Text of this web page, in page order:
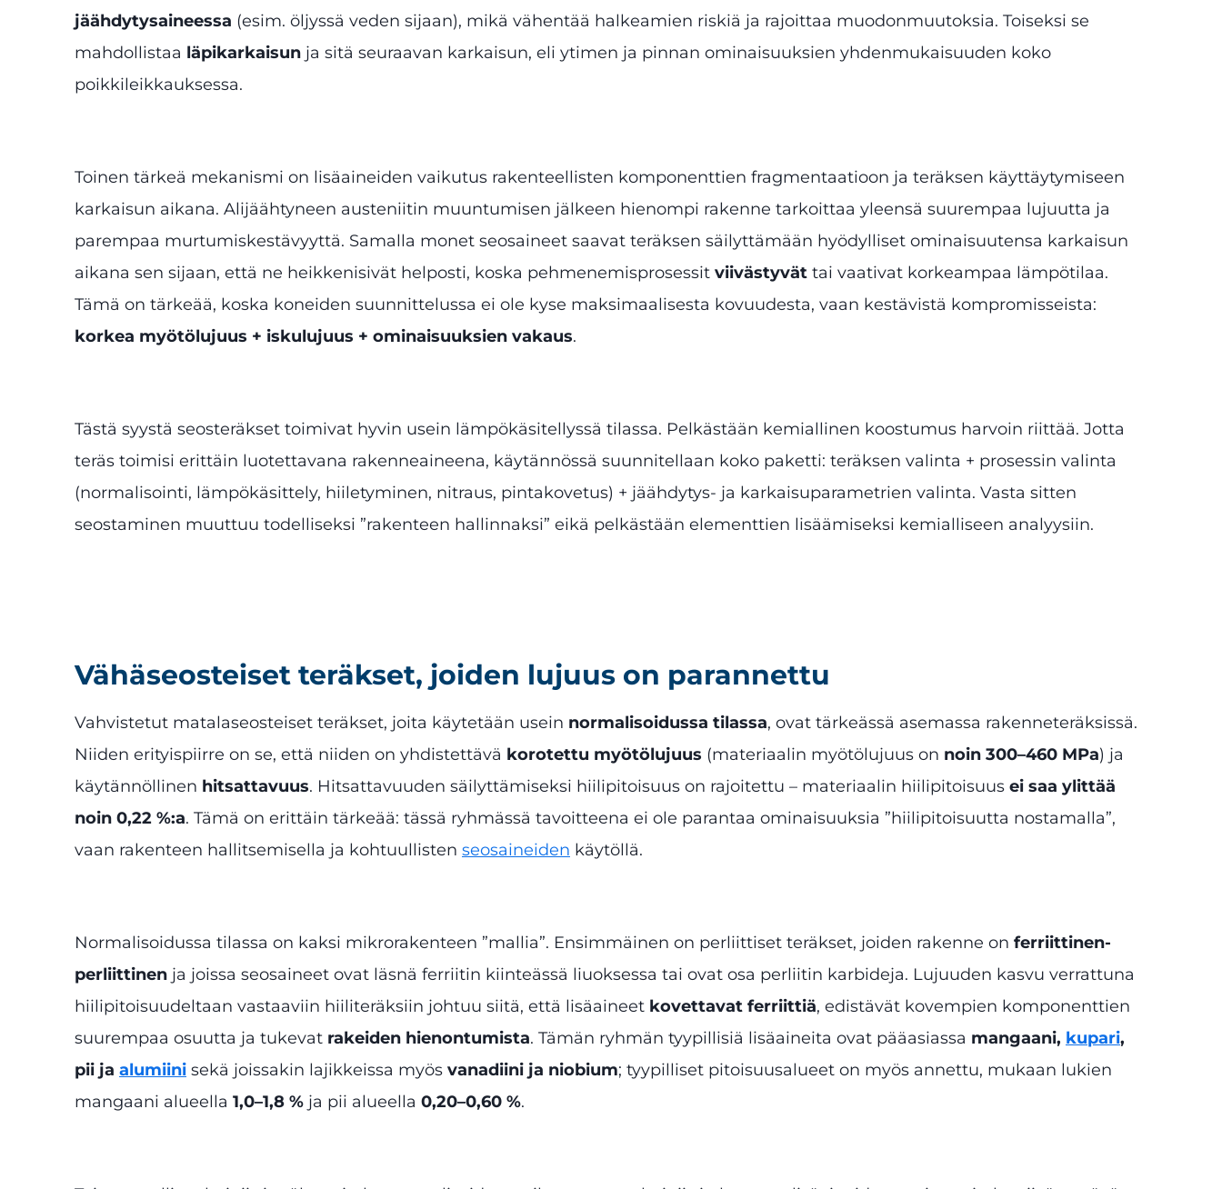
jäähdytysaineessa (esim. öljyssä veden sijaan), mikä vähentää halkeamien riskiä ja rajoittaa muodonmuutoksia. Toiseksi se
mahdollistaa läpikarkaisun ja sitä seuraavan karkaisun, eli ytimen ja pinnan ominaisuuksien yhdenmukaisuuden koko
poikkileikkauksessa.
Toinen tärkeä mekanismi on lisäaineiden vaikutus rakenteellisten komponenttien fragmentaatioon ja teräksen käyttäytymiseen
karkaisun aikana. Alijäähtyneen austeniitin muuntumisen jälkeen hienompi rakenne tarkoittaa yleensä suurempaa lujuutta ja
parempaa murtumiskestävyyttä. Samalla monet seosaineet saavat teräksen säilyttämään hyödylliset ominaisuutensa karkaisun
aikana sen sijaan, että ne heikkenisivät helposti, koska pehmenemisprosessit viivästyvät tai vaativat korkeampaa lämpötilaa.
Tämä on tärkeää, koska koneiden suunnittelussa ei ole kyse maksimaalisesta kovuudesta, vaan kestävistä kompromisseista:
korkea myötölujuus + iskulujuus + ominaisuuksien vakaus.
Tästä syystä seosteräkset toimivat hyvin usein lämpökäsitellyssä tilassa. Pelkästään kemiallinen koostumus harvoin riittää. Jotta
teräs toimisi erittäin luotettavana rakenneaineena, käytännössä suunnitellaan koko paketti: teräksen valinta + prosessin valinta
(normalisointi, lämpökäsittely, hiiletyminen, nitraus, pintakovetus) + jäähdytys- ja karkaisuparametrien valinta. Vasta sitten
seostaminen muuttuu todelliseksi ”rakenteen hallinnaksi” eikä pelkästään elementtien lisäämiseksi kemialliseen analyysiin.
Vähäseosteiset teräkset, joiden lujuus on parannettu
Vahvistetut matalaseosteiset teräkset, joita käytetään usein normalisoidussa tilassa, ovat tärkeässä asemassa rakenneteräksissä.
Niiden erityispiirre on se, että niiden on yhdistettävä korotettu myötölujuus (materiaalin myötölujuus on noin 300–460 MPa) ja
käytännöllinen hitsattavuus. Hitsattavuuden säilyttämiseksi hiilipitoisuus on rajoitettu – materiaalin hiilipitoisuus ei saa ylittää
noin 0,22 %:a. Tämä on erittäin tärkeää: tässä ryhmässä tavoitteena ei ole parantaa ominaisuuksia ”hiilipitoisuutta nostamalla”,
vaan rakenteen hallitsemisella ja kohtuullisten seosaineiden käytöllä.
Normalisoidussa tilassa on kaksi mikrorakenteen ”mallia”. Ensimmäinen on perliittiset teräkset, joiden rakenne on ferriittinen-
perliittinen ja joissa seosaineet ovat läsnä ferriitin kiinteässä liuoksessa tai ovat osa perliitin karbideja. Lujuuden kasvu verrattuna
hiilipitoisuudeltaan vastaaviin hiiliteräksiin johtuu siitä, että lisäaineet kovettavat ferriittiä, edistävät kovempien komponenttien
suurempaa osuutta ja tukevat rakeiden hienontumista. Tämän ryhmän tyypillisiä lisäaineita ovat pääasiassa mangaani, kupari,
pii ja alumiini sekä joissakin lajikkeissa myös vanadiini ja niobium; tyypilliset pitoisuusalueet on myös annettu, mukaan lukien
mangaani alueella 1,0–1,8 % ja pii alueella 0,20–0,60 %.